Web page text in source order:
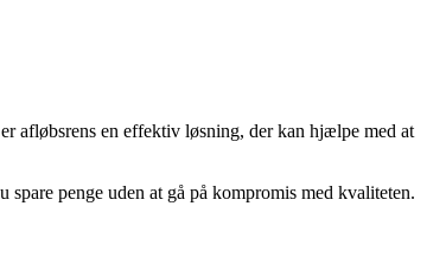
afløbsrens en effektiv løsning, der kan hjælpe med at
penge uden at gå på kompromis med kvaliteten.